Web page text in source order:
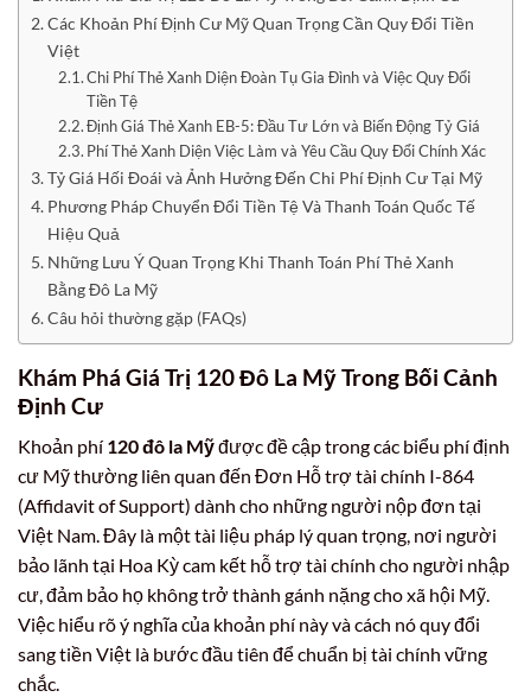
Các Khoản Phí Định Cư Mỹ Quan Trọng Cần Quy Đổi Tiền
Việt
Chi Phí Thẻ Xanh Diện Đoàn Tụ Gia Đình và Việc Quy Đổi
Tiền Tệ
Định Giá Thẻ Xanh EB-5: Đầu Tư Lớn và Biến Động Tỷ Giá
Phí Thẻ Xanh Diện Việc Làm và Yêu Cầu Quy Đổi Chính Xác
Tỷ Giá Hối Đoái và Ảnh Hưởng Đến Chi Phí Định Cư Tại Mỹ
Phương Pháp Chuyển Đổi Tiền Tệ Và Thanh Toán Quốc Tế
Hiệu Quả
Những Lưu Ý Quan Trọng Khi Thanh Toán Phí Thẻ Xanh
Bằng Đô La Mỹ
Câu hỏi thường gặp (FAQs)
Khám Phá Giá Trị 120 Đô La Mỹ Trong Bối Cảnh
Định Cư
Khoản phí 120 đô la Mỹđược đề cập trong các biểu phí định
cư Mỹ thường liên quan đến Đơn Hỗ trợ tài chính I-864
(Affidavit of Support) dành cho những người nộp đơn tại
Việt Nam. Đây là một tài liệu pháp lý quan trọng, nơi người
bảo lãnh tại Hoa Kỳ cam kết hỗ trợ tài chính cho người nhập
cư, đảm bảo họ không trở thành gánh nặng cho xã hội Mỹ.
Việc hiểu rõ ý nghĩa của khoản phí này và cách nó quy đổi
sang tiền Việt là bước đầu tiên để chuẩn bị tài chính vững
chắc.